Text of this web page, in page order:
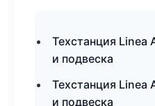
Техстанция
и подвеска
Техстанция
и подвеска